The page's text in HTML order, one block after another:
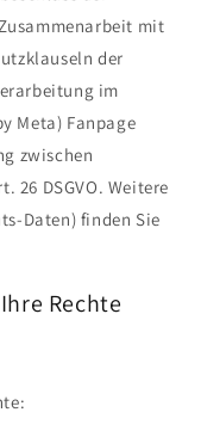
mit
der
im
Meta) Fanpage
zwischen
26 DSGVO. Weitere
Daten) finden Sie
Rechte